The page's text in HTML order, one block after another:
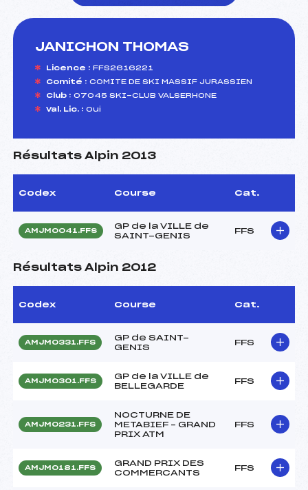
JANICHON THOMAS
Licence : FFS2616221
Comité : COMITE DE SKI MASSIF JURASSIEN
Club : 07045 SKI-CLUB VALSERHONE
Val. Lic. : Oui
Résultats Alpin 2013
Codex Course Cat.
AMJM0041.FFS
GP de la VILLE de
SAINT-GENIS
FFS
Résultats Alpin 2012
Codex Course Cat.
AMJM0331.FFS
GP de SAINT-
GENIS
FFS
AMJM0301.FFS
GP de la VILLE de
BELLEGARDE
FFS
AMJM0231.FFS
NOCTURNE DE
METABIEF – GRAND
PRIX ATM
FFS
AMJM0181.FFS
GRAND PRIX DES
COMMERCANTS
FFS